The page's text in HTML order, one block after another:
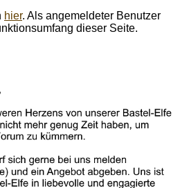
hier. Als angemeldeter Benutzer
dieser Seite.